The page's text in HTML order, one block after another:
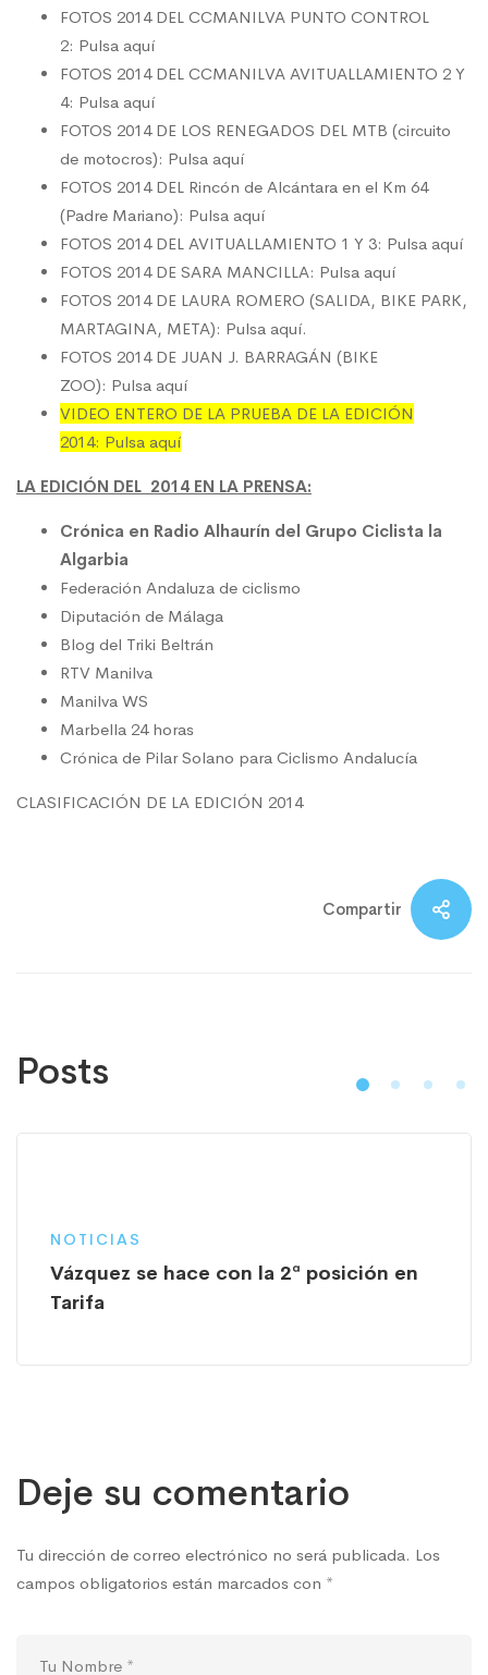
FOTOS 2014 DEL CCMANILVA PUNTO CONTROL
2: Pulsa aquí
FOTOS 2014 DEL CCMANILVA AVITUALLAMIENTO 2 Y
4: Pulsa aquí
FOTOS 2014 DE LOS RENEGADOS DEL MTB (circuito
de motocros): Pulsa aquí
FOTOS 2014 DEL Rincón de Alcántara en el Km 64
(Padre Mariano): Pulsa aquí
FOTOS 2014 DEL AVITUALLAMIENTO 1 Y 3: Pulsa aquí
FOTOS 2014 DE SARA MANCILLA: Pulsa aquí
FOTOS 2014 DE LAURA ROMERO (SALIDA, BIKE PARK,
MARTAGINA, META): Pulsa aquí.
FOTOS 2014 DE JUAN J. BARRAGÁN (BIKE
ZOO): Pulsa aquí
VIDEO ENTERO DE LA PRUEBA DE LA EDICIÓN
2014: Pulsa aquí
LA EDICIÓN DEL 2014 EN LA PRENSA:
Crónica en Radio Alhaurín del Grupo Ciclista la
Algarbia
Federación Andaluza de ciclismo
Diputación de Málaga
Blog del Triki Beltrán
RTV Manilva
Manilva WS
Marbella 24 horas
Crónica de Pilar Solano para Ciclismo Andalucía
CLASIFICACIÓN DE LA EDICIÓN 2014
Compartir
Posts
NOTICIAS
Vázquez se hace con la 2ª posición en
Tarifa
Deje su comentario
Tu dirección de correo electrónico no será publicada. Los
campos obligatorios están marcados con *